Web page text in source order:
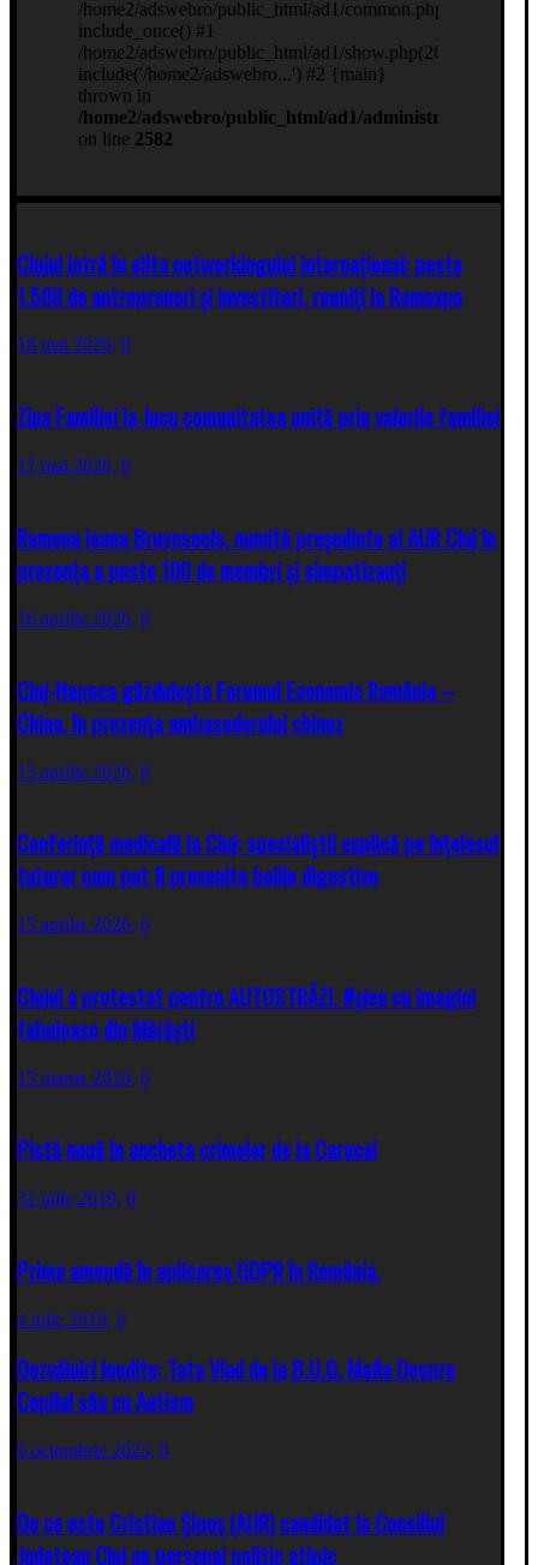
Clujul intră în elita networkingului internațional: peste
1.500 de antreprenori și investitori, reuniți la Romexpo
18 mai 2026, 0
Ziua Familiei la Jucu comunitatea unită prin valorile familiei
17 mai 2026, 0
Ramona Ioana Bruynseels, numită președinte al AUR Cluj în
prezența a peste 100 de membri și simpatizanți
16 aprilie 2026, 0
Cluj-Napoca găzduiește Forumul Economic România –
China, în prezența ambasadorului chinez
15 aprilie 2026, 0
Conferință medicală la Cluj: specialiștii explică pe înțelesul
tuturor cum pot fi prevenite bolile digestive
15 aprilie 2026, 0
Clujul a protestat pentru AUTOSTRĂZI. #șieu cu imagini
fabuloase din Mărăști
15 martie 2019, 0
Pistă nouă în ancheta crimelor de la Caracal
31 iulie 2019, 0
Prima amendă în aplicarea GDPR în România.
4 iulie 2019, 0
Dezvăluiri Inedite: Tata Vlad de la B.U.G. Mafia Despre
Copilul său cu Autism
6 octombrie 2023, 0
De ce este Cristian Şipoş (AUR) candidat la Consiliul
Judetean Cluj un personaj politic atipic